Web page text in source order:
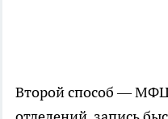
Второй способ —